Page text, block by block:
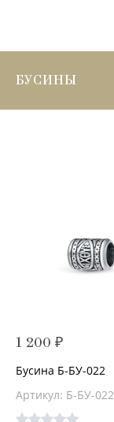
БУСИНЫ
1 200 ₽
Бусина Б-БУ-022
Артикул: Б-БУ-022